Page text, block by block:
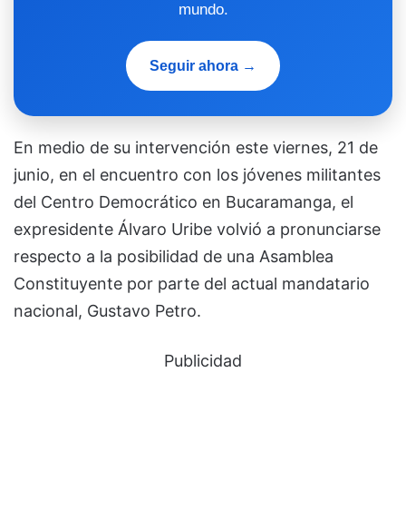
mundo.
Seguir ahora →
En medio de su intervención este viernes, 21 de
junio, en el encuentro con los jóvenes militantes
del Centro Democrático en Bucaramanga, el
expresidente Álvaro Uribe volvió a pronunciarse
respecto a la posibilidad de una Asamblea
Constituyente por parte del actual mandatario
nacional, Gustavo Petro.
Publicidad